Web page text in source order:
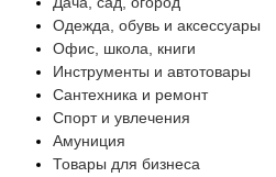
Одежда, обувь и аксессуары
Офис, школа, книги
Инструменты и автотовары
Сантехника и ремонт
Спорт и увлечения
Амуниция
Товары для бизнеса